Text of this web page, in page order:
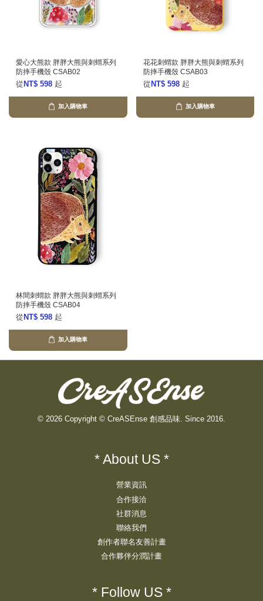
愛心大熊款 胖胖大熊與刺蝟系列
防摔手機殼 CSAB02
從NT$ 598 起
加入購物車
花花刺蝟款 胖胖大熊與刺蝟系列
防摔手機殼 CSAB03
從NT$ 598 起
加入購物車
林間刺蝟款 胖胖大熊與刺蝟系列
防摔手機殼 CSAB04
從NT$ 598 起
加入購物車
© 2026 Copyright © CreASEnse 創感品味. Since 2016.
* About US *
營業資訊
合作接洽
社群消息
聯絡我們
創作者聯名友善計畫
合作夥伴分潤計畫
* Follow US *